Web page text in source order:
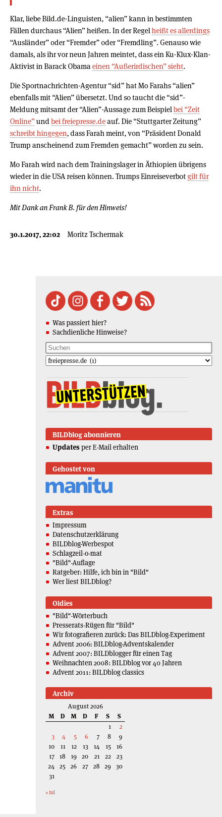
Klar, liebe Bild.de-Linguisten, “alien” kann in bestimmten
Fällen durchaus “Alien” heißen. In der Regelheißt es allerdings
“Ausländer” oder “Fremder” oder “Fremdling”. Genauso wie
damals, als ihr vor neun Jahren meintet, dass ein Ku-Klux-Klan-
Aktivist in Barack Obamaeinen “Außerirdischen” sieht.
Die Sportnachrichten-Agentur “sid” hat Mo Farahs “alien”
ebenfalls mit “Alien” übersetzt. Und so taucht die “sid”-
Meldung mitsamt der “Alien”-Aussage zum Beispielbei “Zeit
Online”undbei freiepresse.deauf. Die “Stuttgarter Zeitung”
schreibt hingegen, dass Farah meint, von “Präsident Donald
Trump anscheinend zum Fremden gemacht” worden zu sein.
Mo Farah wird nach dem Trainingslager in Äthiopien übrigens
wieder in die USA reisen können. Trumps Einreiseverbot gilt für
ihn nicht.
Mit Dank an Frank B. für den Hinweis!
30.1.2017, 22:02 Moritz Tschermak
Was passiert hier?
Sachdienliche Hinweise?
BILDblog abonnieren
Updates per E-Mail erhalten
Gehostet von
Extras
Impressum
Datenschutzerklärung
BILDblog-Werbespot
Schlagzeil-o-mat
"Bild"-Auflage
Ratgeber: Hilfe, ich bin in "Bild"
Wer liest BILDblog?
Oldies
"Bild"-Wörterbuch
Presserats-Rügen für "Bild"
Wir fotografieren zurück: Das BILDblog-Experiment
Advent 2006: BILDblog-Adventskalender
Advent 2007: BILDblogger für einen Tag
Weihnachten 2008: BILDblog vor 40 Jahren
Advent 2011: BILDblog classics
Archiv
August 2026
M
D M D F S
S
1
2
3
4 5 6 7 8
9
10
11 12 13 14 15
16
17 18 19 20 21 22
23
24 25 26 27 28 29 30
31
« Jul